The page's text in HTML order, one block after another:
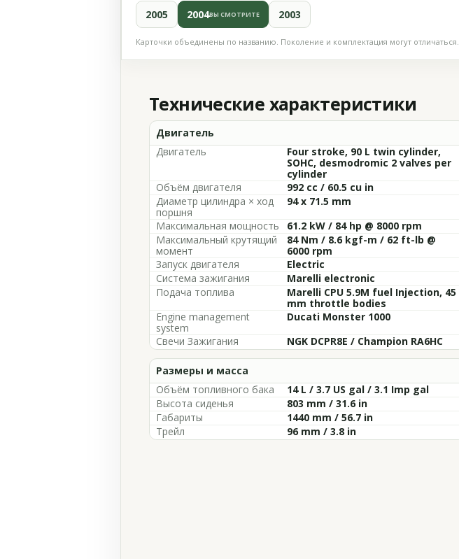
2005 2004ВЫ СМОТРИТЕ 2003
Карточки объединены по названию. Поколение и комплектация могут отличаться.
Технические характеристики
Двигатель
Двигатель
Four stroke, 90 L twin cylinder,
SOHC, desmodromic 2 valves per
cylinder
Объём двигателя
992 cc / 60.5 cu in
Диаметр цилиндра × ход
поршня
94 x 71.5 mm
Максимальная мощность
61.2 kW / 84 hp @ 8000 rpm
Максимальный крутящий
момент
84 Nm / 8.6 kgf-m / 62 ft-lb @
6000 rpm
Запуск двигателя
Electric
Система зажигания
Marelli electronic
Подача топлива
Marelli CPU 5.9M fuel Injection, 45
mm throttle bodies
Engine management
system
Ducati Monster 1000
Свечи Зажигания
NGK DCPR8E / Champion RA6HC
Размеры и масса
Объём топливного бака
14 L / 3.7 US gal / 3.1 Imp gal
Высота сиденья
803 mm / 31.6 in
Габариты
1440 mm / 56.7 in
Трейл
96 mm / 3.8 in